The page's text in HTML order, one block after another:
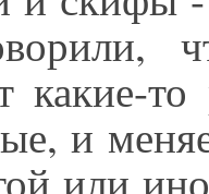
какие-то
и
или